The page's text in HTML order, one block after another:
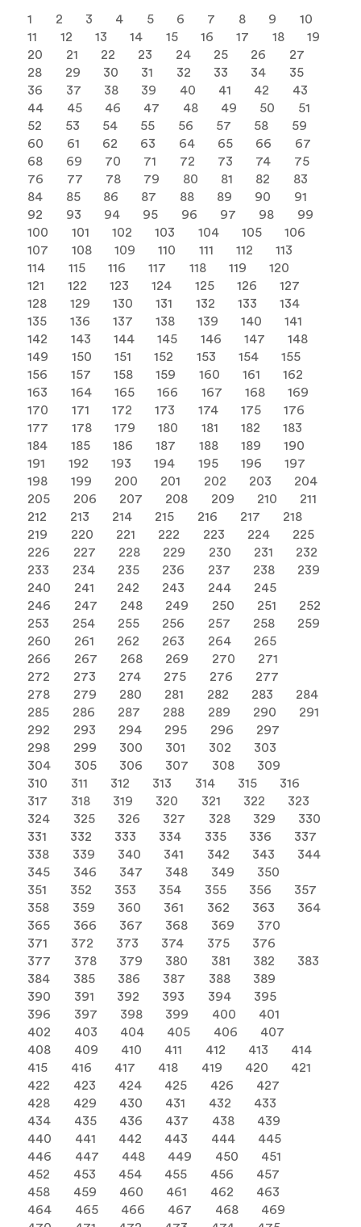
1 2 3 4 5 6 7 8 9
10
11
12 13 14 15 16 17 18
19
20
21 22 23 24 25 26
27
28
29 30 31 32 33 34
35
36
37 38 39 40 41 42
43
44
45 46 47 48 49 50
51
52
53 54 55 56 57 58
59
60
61 62 63 64 65 66
67
68
69 70 71 72 73 74
75
76
77 78 79 80 81 82
83
84
85 86 87 88 89 90
91
92
93 94 95 96 97 98
99
100
101 102 103 104 105
106
107
108 109 110 111 112
113
114
115 116 117 118 119
120
121
122 123 124 125 126
127
128
129 130 131 132 133
134
135
136 137 138 139 140
141
142
143 144 145 146 147
148
149
150 151 152 153 154
155
156
157 158 159 160 161
162
163
164 165 166 167 168
169
170
171 172 173 174 175
176
177
178 179 180 181 182
183
184
185 186 187 188 189
190
191
192 193 194 195 196
197
198
199 200 201 202 203
204
205
206 207 208 209 210
211
212
213 214 215 216 217
218
219
220 221 222 223 224
225
226
227 228 229 230 231
232
233
234 235 236 237 238
239
240
241 242 243 244
245
246
247 248 249 250 251
252
253
254 255 256 257 258
259
260
261 262 263 264
265
266
267 268 269 270
271
272
273 274 275 276
277
278
279 280 281 282 283
284
285
286 287 288 289 290
291
292
293 294 295 296
297
298
299 300 301 302
303
304
305 306 307 308
309
310
311 312 313 314 315
316
317
318 319 320 321 322
323
324
325 326 327 328 329
330
331
332 333 334 335 336
337
338
339 340 341 342 343
344
345
346 347 348 349
350
351
352 353 354 355 356
357
358
359 360 361 362 363
364
365
366 367 368 369
370
371
372 373 374 375
376
377
378 379 380 381 382
383
384
385 386 387 388
389
390
391 392 393 394
395
396
397 398 399 400
401
402
403 404 405 406
407
408
409 410 411 412 413
414
415
416 417 418 419 420
421
422
423 424 425 426
427
428
429 430 431 432
433
434
435 436 437 438
439
440
441 442 443 444
445
446
447 448 449 450
451
452
453 454 455 456
457
458
459 460 461 462
463
464
465 466 467 468
469